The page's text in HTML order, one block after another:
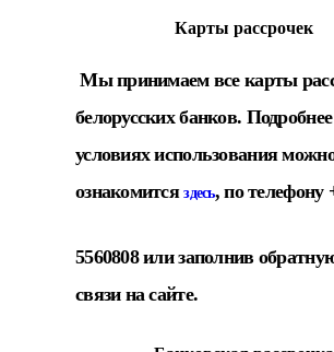
Карты рассрочек
Мы принимаем все карты
белорусских банков.
условиях использования
ознакомитсяздесь, по телефону
5560808 или заполнив
связи на сайте.